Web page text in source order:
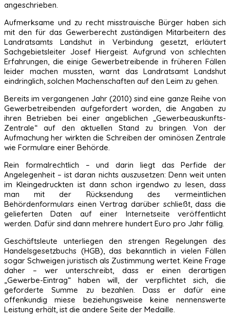
angeschrieben.
Aufmerksame und zu recht misstrauische Bürger haben sich
mit den für das Gewerberecht zuständigen Mitarbeitern des
Landratsamts Landshut in Verbindung gesetzt, erläutert
Sachgebietsleiter Josef Hiergeist. Aufgrund von schlechten
Erfahrungen, die einige Gewerbetreibende in früheren Fällen
leider machen mussten, warnt das Landratsamt Landshut
eindringlich, solchen Machenschaften auf den Leim zu gehen.
Bereits im vergangenen Jahr (2010) sind eine ganze Reihe von
Gewerbetreibenden aufgefordert worden, die Angaben zu
ihren Betrieben bei einer angeblichen „Gewerbeauskunfts-
Zentrale“ auf den aktuellen Stand zu bringen. Von der
Aufmachung her wirkten die Schreiben der ominösen Zentrale
wie Formulare einer Behörde.
Rein formalrechtlich – und darin liegt das Perfide der
Angelegenheit – ist daran nichts auszusetzen: Denn weit unten
im Kleingedruckten ist dann schon irgendwo zu lesen, dass
man mit der Rücksendung des vermeintlichen
Behördenformulars einen Vertrag darüber schließt, dass die
gelieferten Daten auf einer Internetseite veröffentlicht
werden. Dafür sind dann mehrere hundert Euro pro Jahr fällig.
Geschäftsleute unterliegen den strengen Regelungen des
Handelsgesetzbuchs (HGB), das bekanntlich in vielen Fällen
sogar Schweigen juristisch als Zustimmung wertet. Keine Frage
daher – wer unterschreibt, dass er einen derartigen
„Gewerbe-Eintrag“ haben will, der verpflichtet sich, die
geforderte Summe zu bezahlen. Dass er dafür eine
offenkundig miese beziehungsweise keine nennenswerte
Leistung erhält, ist die andere Seite der Medaille.